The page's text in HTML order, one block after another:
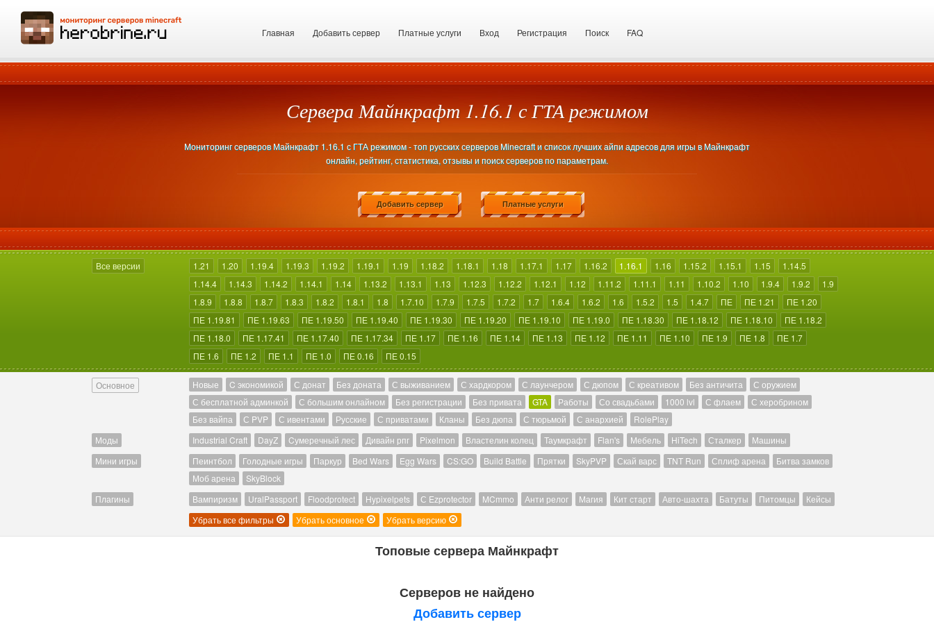
Главная Добавить сервер Платные услуги Вход Регистрация Поиск FAQ
Сервера Майнкрафт 1.16.1 с ГТА режимом
Мониторинг серверов Майнкрафт 1.16.1 с ГТА режимом - топ русских серверов Minecraft и список лучших айпи адресов для игры в Майнкрафт
онлайн, рейтинг, статистика, отзывы и поиск серверов по параметрам.
Добавить сервер Платные услуги
Все версии 1.21 1.20 1.19.4 1.19.3 1.19.2 1.19.1 1.19 1.18.2 1.18.1 1.18 1.17.1 1.17 1.16.2 1.16.1 1.16 1.15.2 1.15.1 1.15
1.14.5
1.14.4
1.14.3 1.14.2 1.14.1 1.14 1.13.2 1.13.1 1.13 1.12.3 1.12.2 1.12.1 1.12 1.11.2 1.11.1 1.11 1.10.2 1.10 1.9.4 1.9.2
1.9
1.8.9
1.8.8 1.8.7 1.8.3 1.8.2 1.8.1 1.8 1.7.10 1.7.9 1.7.5 1.7.2 1.7 1.6.4 1.6.2 1.6 1.5.2 1.5 1.4.7 ПЕ ПЕ 1.21
ПЕ 1.20
ПЕ 1.19.81
ПЕ 1.19.63 ПЕ 1.19.50 ПЕ 1.19.40 ПЕ 1.19.30 ПЕ 1.19.20 ПЕ 1.19.10 ПЕ 1.19.0 ПЕ 1.18.30 ПЕ 1.18.12 ПЕ 1.18.10
ПЕ 1.18.2
ПЕ 1.18.0
ПЕ 1.17.41 ПЕ 1.17.40 ПЕ 1.17.34 ПЕ 1.17 ПЕ 1.16 ПЕ 1.14 ПЕ 1.13 ПЕ 1.12 ПЕ 1.11 ПЕ 1.10 ПЕ 1.9 ПЕ 1.8
ПЕ 1.7
ПЕ 1.6
ПЕ 1.2 ПЕ 1.1 ПЕ 1.0 ПЕ 0.16 ПЕ 0.15
Основное Новые C экономикой С донат Без доната С выживанием С хардкором С лаунчером С дюпом С креативом Без античита
С оружием
С бесплатной админкой
С большим онлайном Без регистрации Без привата GTA Работы Со свадьбами 1000 lvl С флаем
С херобрином
Без вайпа
С PVP С ивентами Русские С приватами Кланы Без дюпа С тюрьмой С анархией
RolePlay
Моды
Industrial Craft DayZ Cумеречный лес Дивайн рпг Pixelmon Властелин колец Таумкрафт Flan's Мебель HiTech Сталкер
Машины
Мини игры
Пеинтбол Голодные игры Паркур Bed Wars Egg Wars CS:GO Build Battle Прятки SkyPVP Скай варс TNT Run Сплиф арена
Битва замков
Моб арена
SkyBlock
Плагины
Вампиризм UralPassport Floodprotect Hypixelpets С Ezprotector MCmmo Анти релог Магия Кит старт Авто-шахта Батуты Питомцы
Кейсы
Убрать все фильтры
Убрать основное Убрать версию
Топовые сервера Майнкрафт
Серверов не найдено
Добавить сервер